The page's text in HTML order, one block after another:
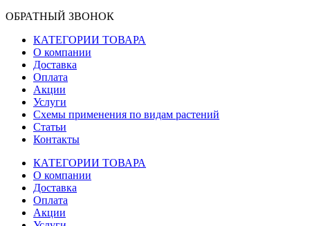
ОБРАТНЫЙ ЗВОНОК
КАТЕГОРИИ ТОВАРА
О компании
Доставка
Оплата
Акции
Услуги
Схемы применения по видам растений
Статьи
Контакты
КАТЕГОРИИ ТОВАРА
О компании
Доставка
Оплата
Акции